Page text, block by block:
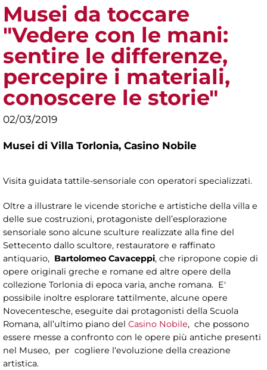
Musei da toccare
"Vedere con le mani:
sentire le differenze,
percepire i materiali,
conoscere le storie"
02/03/2019
Musei di Villa Torlonia, Casino Nobile
Visita guidata tattile-sensoriale con operatori specializzati.
Oltre a illustrare le vicende storiche e artistiche della villa e
delle sue costruzioni, protagoniste dell’esplorazione
sensoriale sono alcune sculture realizzate alla fine del
Settecento dallo scultore, restauratore e raffinato
antiquario, Bartolomeo Cavaceppi, che ripropone copie di
opere originali greche e romane ed altre opere della
collezione Torlonia di epoca varia, anche romana. E'
possibile inoltre esplorare tattilmente, alcune opere
Novecentesche, eseguite dai protagonisti della Scuola
Romana, all’ultimo piano del Casino Nobile, che possono
essere messe a confronto con le opere più antiche presenti
nel Museo, per cogliere l‘evoluzione della creazione
artistica.